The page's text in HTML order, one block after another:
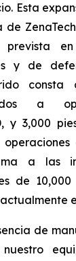
Esta
en
y de
consta
a
y 3,000
a las
de
de